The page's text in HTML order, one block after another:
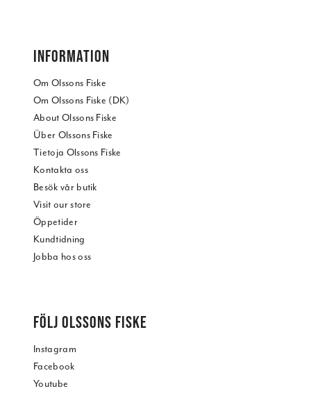
INFORMATION
Om Olssons Fiske
Om Olssons Fiske (DK)
About Olssons Fiske
Über Olssons Fiske
Tietoja Olssons Fiske
Kontakta oss
Besök vår butik
Visit our store
Öppetider
Kundtidning
Jobba hos oss
FÖLJ OLSSONS FISKE
Instagram
Facebook
Youtube